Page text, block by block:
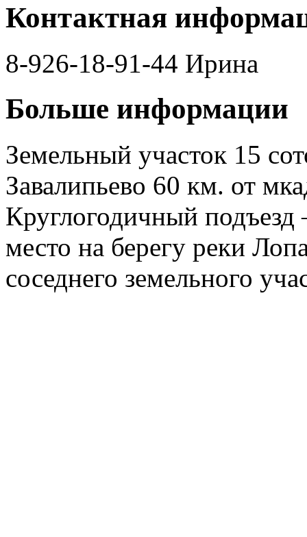
Контактная
8-926-18-91-44 Ирина
Больше информации
Земельный участок 15
Завалипьево 60 км. от
Круглогодичный
место на берегу реки
соседнего земельного